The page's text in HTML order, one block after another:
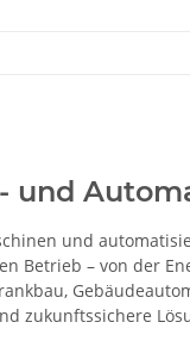
und
und
Betrieb – von der
zukunftssichere